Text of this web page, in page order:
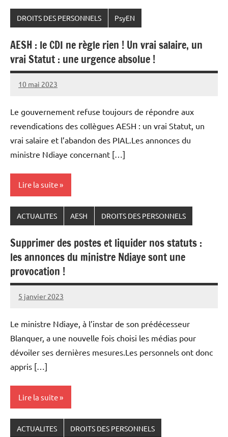
DROITS DES PERSONNELS PsyEN
AESH : le CDI ne règle rien ! Un vrai salaire, un
vrai Statut : une urgence absolue !
10 mai 2023
Snudifo44
Le gouvernement refuse toujours de répondre aux
revendications des collègues AESH : un vrai Statut, un
vrai salaire et l’abandon des PIAL.Les annonces du
ministre Ndiaye concernant […]
Lire la suite
ACTUALITES AESH DROITS DES PERSONNELS
Supprimer des postes et liquider nos statuts :
les annonces du ministre Ndiaye sont une
provocation !
5 janvier 2023
Snudifo44
Le ministre Ndiaye, à l’instar de son prédécesseur
Blanquer, a une nouvelle fois choisi les médias pour
dévoiler ses dernières mesures.Les personnels ont donc
appris […]
Lire la suite
ACTUALITES DROITS DES PERSONNELS